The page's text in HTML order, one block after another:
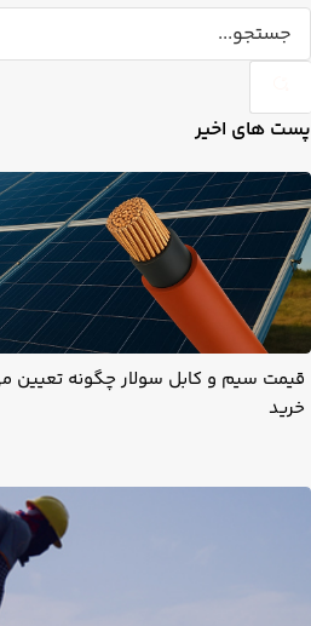
پست های اخیر
قیمت سیم و کابل سولار چگونه تعیین
خرید